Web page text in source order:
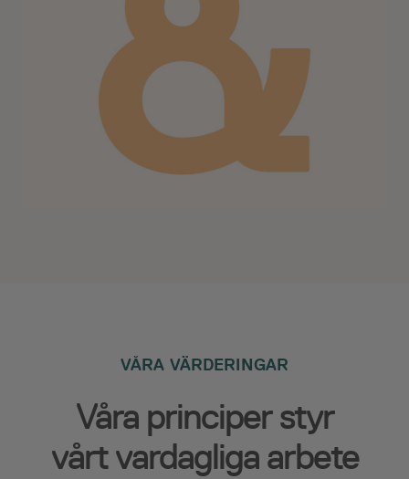
Våra principer styr
vårt vardagliga arbete
VÅRA VÄRDERINGAR